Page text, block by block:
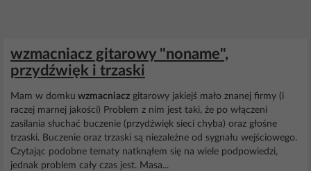
wzmacniacz gitarowy "noname",
przydźwięk i trzaski
Mam w domku wzmacniacz gitarowy jakiejś mało znanej firmy (i
raczej marnej jakości) Problem z nim jest taki, że po włączeni
zasilania słuchać buczenie (przydźwięk sieci chyba) oraz głośne
trzaski. Buczenie oraz trzaski są niezależne od sygnału wejściowego.
Czytając podobne tematy natknąłem się na wiele podpowiedzi,
jednak problem cały czas jest. Masa...